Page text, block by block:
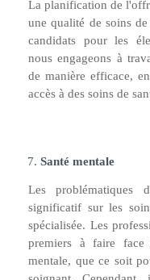
La planification de
une qualité de soins
candidats pour les
nous engageons à
de manière efficace,
accès à des soins de
Santé mentale
Les problématiques
significatif sur les
spécialisée. Les
premiers à faire face
mentale, que ce soit